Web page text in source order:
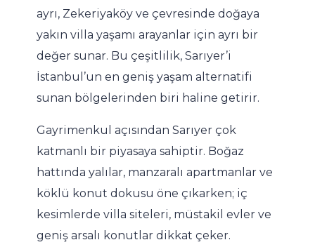
ayrı, Zekeriyaköy ve çevresinde doğaya
yakın villa yaşamı arayanlar için ayrı bir
değer sunar. Bu çeşitlilik, Sarıyer’i
İstanbul’un en geniş yaşam alternatifi
sunan bölgelerinden biri haline getirir.
Gayrimenkul açısından Sarıyer çok
katmanlı bir piyasaya sahiptir. Boğaz
hattında yalılar, manzaralı apartmanlar ve
köklü konut dokusu öne çıkarken; iç
kesimlerde villa siteleri, müstakil evler ve
geniş arsalı konutlar dikkat çeker.